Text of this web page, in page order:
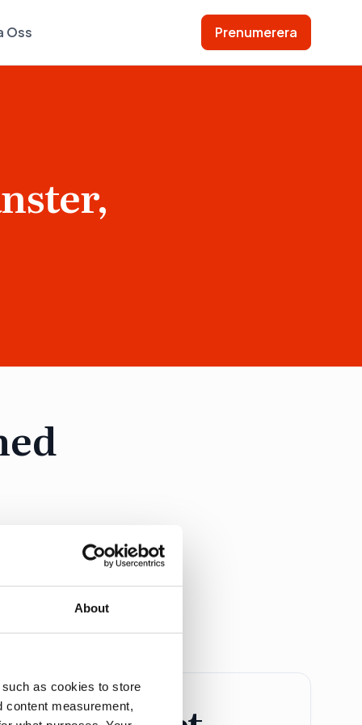
About
as cookies to store
content measurement,
Oss Prenumerera
alla som driver
på Dagens